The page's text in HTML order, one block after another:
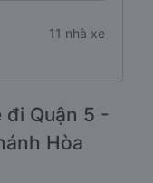
11 nhà xe
Quận 5 -
Hòa